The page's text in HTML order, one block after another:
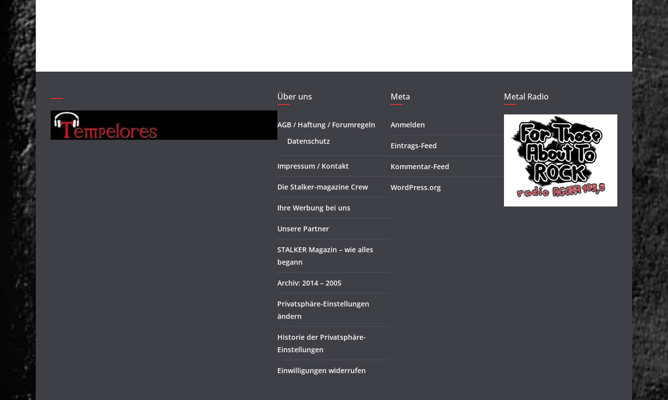
Über uns
AGB / Haftung / Forumregeln
Datenschutz
Impressum / Kontakt
Die Stalker-magazine Crew
Ihre Werbung bei uns
Unsere Partner
STALKER Magazin – wie alles
begann
Archiv: 2014 – 2005
Privatsphäre-Einstellungen
ändern
Historie der Privatsphäre-
Einstellungen
Einwilligungen widerrufen
Meta
Anmelden
Eintrags-Feed
Kommentar-Feed
WordPress.org
Metal Radio